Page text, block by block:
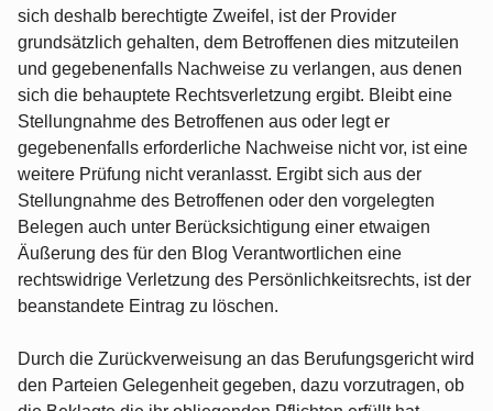
sich deshalb berechtigte Zweifel, ist der Provider
grundsätzlich gehalten, dem Betroffenen dies mitzuteilen
und gegebenenfalls Nachweise zu verlangen, aus denen
sich die behauptete Rechtsverletzung ergibt. Bleibt eine
Stellungnahme des Betroffenen aus oder legt er
gegebenenfalls erforderliche Nachweise nicht vor, ist eine
weitere Prüfung nicht veranlasst. Ergibt sich aus der
Stellungnahme des Betroffenen oder den vorgelegten
Belegen auch unter Berücksichtigung einer etwaigen
Äußerung des für den Blog Verantwortlichen eine
rechtswidrige Verletzung des Persönlichkeitsrechts, ist der
beanstandete Eintrag zu löschen.
Durch die Zurückverweisung an das Berufungsgericht wird
den Parteien Gelegenheit gegeben, dazu vorzutragen, ob